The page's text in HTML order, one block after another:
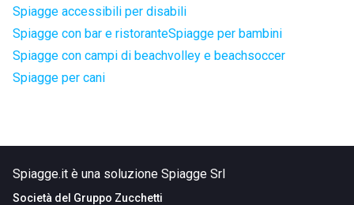
Spiagge accessibili per disabili
Spiagge con bar e ristoranteSpiagge per bambini
Spiagge con campi di beachvolley e beachsoccer
Spiagge per cani
Spiagge.it è una soluzione Spiagge Srl
Società del Gruppo Zucchetti